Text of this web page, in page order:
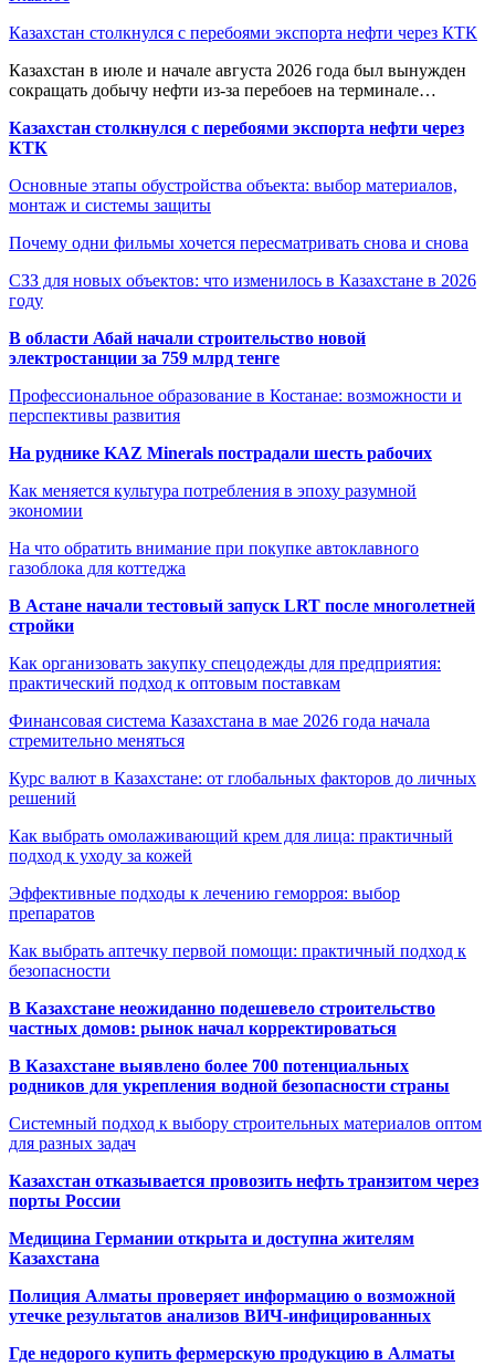
Казахстан столкнулся с перебоями экспорта нефти через КТК
Казахстан в июле и начале августа 2026 года был вынужден
сокращать добычу нефти из-за перебоев на терминале…
Казахстан столкнулся с перебоями экспорта нефти через
КТК
Основные этапы обустройства объекта: выбор материалов,
монтаж и системы защиты
Почему одни фильмы хочется пересматривать снова и снова
СЗЗ для новых объектов: что изменилось в Казахстане в 2026
году
В области Абай начали строительство новой
электростанции за 759 млрд тенге
Профессиональное образование в Костанае: возможности и
перспективы развития
На руднике KAZ Minerals пострадали шесть рабочих
Как меняется культура потребления в эпоху разумной
экономии
На что обратить внимание при покупке автоклавного
газоблока для коттеджа
В Астане начали тестовый запуск LRT после многолетней
стройки
Как организовать закупку спецодежды для предприятия:
практический подход к оптовым поставкам
Финансовая система Казахстана в мае 2026 года начала
стремительно меняться
Курс валют в Казахстане: от глобальных факторов до личных
решений
Как выбрать омолаживающий крем для лица: практичный
подход к уходу за кожей
Эффективные подходы к лечению геморроя: выбор
препаратов
Как выбрать аптечку первой помощи: практичный подход к
безопасности
В Казахстане неожиданно подешевело строительство
частных домов: рынок начал корректироваться
В Казахстане выявлено более 700 потенциальных
родников для укрепления водной безопасности страны
Системный подход к выбору строительных материалов оптом
для разных задач
Казахстан отказывается провозить нефть транзитом через
порты России
Медицина Германии открыта и доступна жителям
Казахстана
Полиция Алматы проверяет информацию о возможной
утечке результатов анализов ВИЧ-инфицированных
Где недорого купить фермерскую продукцию в Алматы